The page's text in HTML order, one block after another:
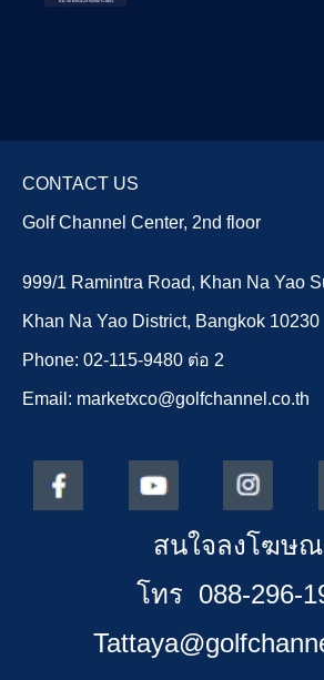
CONTACT US
Golf Channel Center, 2nd floor
999/1 Ramintra Road, Khan Na Yao
Khan Na Yao District, Bangkok 10230
Phone: 02-115-9480 ต่อ 2
Email: marketxco@golfchannel.co.th
สนใจลงโฆษ
โทร 088-296-